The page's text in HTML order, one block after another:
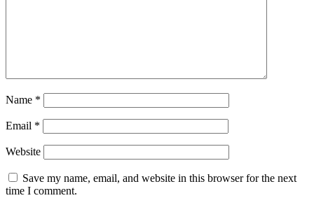
Name *
Email *
Website
Save my name, email, and website in this browser for the next
time I comment.